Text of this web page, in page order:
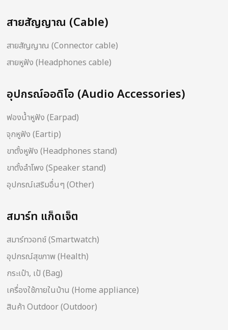
สายสัญญาณ (Cable)
สายสัญญาณ (Connector cable)
สายหูฟัง (Headphones cable)
อุปกรณ์ออดิโอ (Audio Accessories)
ฟองน้ำหูฟัง (Earpad)
จุกหูฟัง (Eartip)
ขาตั้งหูฟัง (Headphones stand)
ขาตั้งลำโพง (Speaker stand)
อุปกรณ์เสริมอื่นๆ (Other)
สมาร์ท แก็ดเจ็ต
สมาร์ทวอทช์ (Smartwatch)
อุปกรณ์สุขภาพ (Health)
กระเป๋า, เป้ (Bag)
เครื่องใช้ภายในบ้าน (Home appliance)
สินค้า Outdoor (Outdoor)